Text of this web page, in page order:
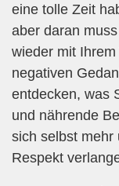
eine tolle Zeit
aber daran
wieder mit
negativen
entdecken, was
und nährende
sich selbst mehr
Respekt